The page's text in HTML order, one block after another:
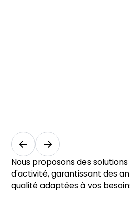
Agriculture et
environnement
Nous proposons des
d'activité, garantissant des
qualité adaptées à vos